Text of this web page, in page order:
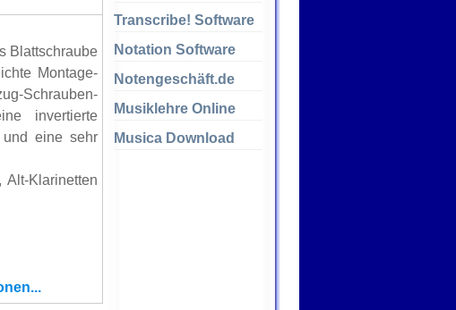
Transcribe! Software
Notation Software
Notengeschäft.de
Musiklehre Online
Musica Download
Blattschraube
Montage-
Schrauben-
invertierte
und eine sehr
Alt-Klarinetten